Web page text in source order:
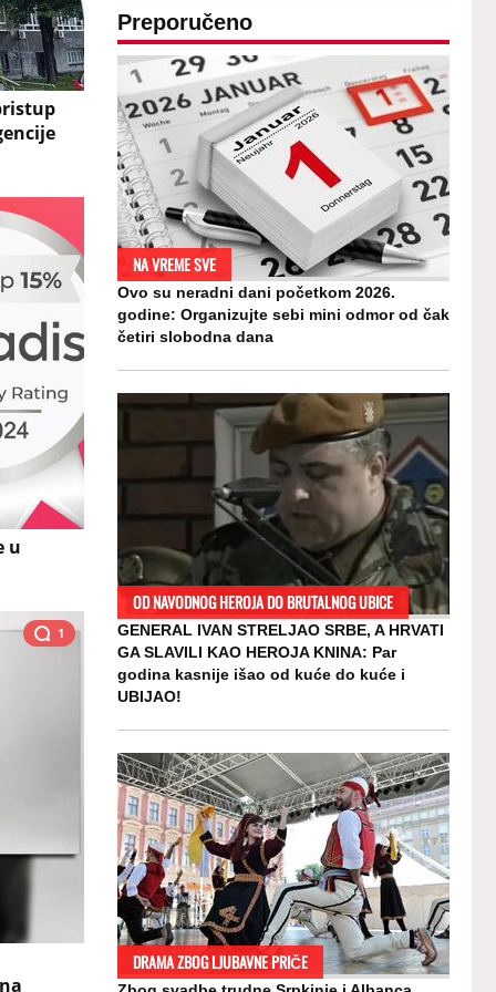
u
1
Preporučeno
NA VREME SVE
Ovo su neradni dani početkom 2026.
godine: Organizujte sebi mini odmor od čak
četiri slobodna dana
OD NAVODNOG HEROJA DO BRUTALNOG UBICE
GENERAL IVAN STRELJAO SRBE, A HRVATI
GA SLAVILI KAO HEROJA KNINA: Par
godina kasnije išao od kuće do kuće i
UBIJAO!
DRAMA ZBOG LJUBAVNE PRIČE